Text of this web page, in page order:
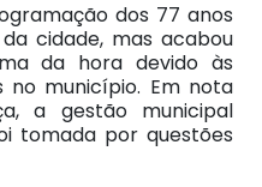
dos 77 anos
cidade, mas acabou
da hora devido às
no município. Em nota
a gestão municipal
tomada por questões